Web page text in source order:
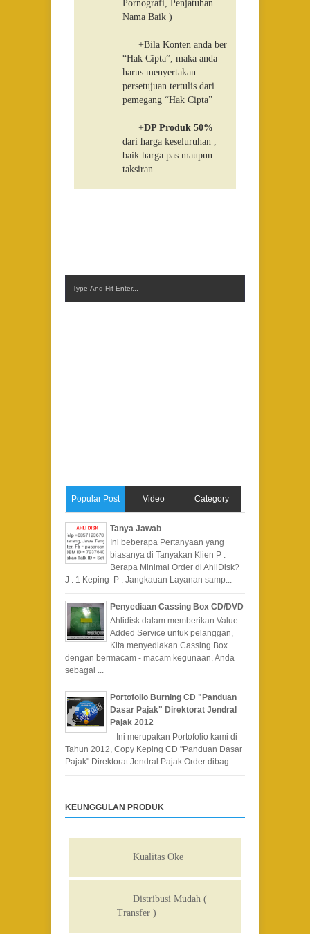
Pornografi, Penjatuhan
Nama Baik )
+Bila Konten anda ber
“Hak Cipta”, maka anda
harus menyertakan
persetujuan tertulis dari
pemegang “Hak Cipta”
+DP Produk 50%
dari harga keseluruhan ,
baik harga pas maupun
taksiran.
Popular Post Video Category
Tanya Jawab
Ini beberapa Pertanyaan yang
biasanya di Tanyakan Klien P :
Berapa Minimal Order di AhliDisk?
J : 1 Keping P : Jangkauan Layanan samp...
Penyediaan Cassing Box CD/DVD
Ahlidisk dalam memberikan Value
Added Service untuk pelanggan,
Kita menyediakan Cassing Box
dengan bermacam - macam kegunaan. Anda
sebagai ...
Portofolio Burning CD "Panduan
Dasar Pajak" Direktorat Jendral
Pajak 2012
Ini merupakan Portofolio kami di
Tahun 2012, Copy Keping CD "Panduan Dasar
Pajak" Direktorat Jendral Pajak Order dibag...
KEUNGGULAN PRODUK
Kualitas Oke
Distribusi Mudah (
Transfer )